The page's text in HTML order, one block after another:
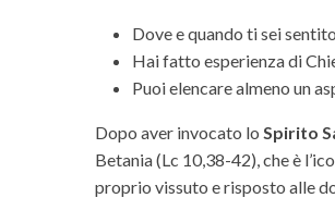
Dove e quando ti sei
Hai fatto esperienza di
Puoi elencare almeno un
Dopo aver invocato lo Spirito
Betania (Lc 10,38-42), che è
proprio vissuto e risposto alle